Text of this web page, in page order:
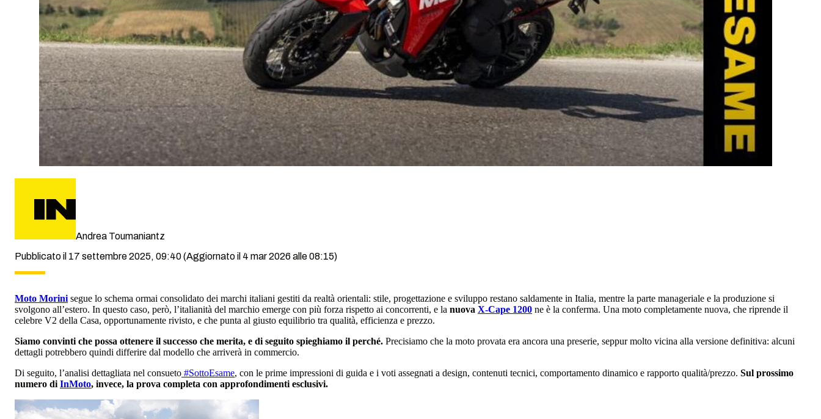
Andrea Toumaniantz
Pubblicato il 17 settembre 2025, 09:40(Aggiornato il 4 mar 2026 alle 08:15)
Moto Morini segue lo schema ormai consolidato dei marchi italiani gestiti da realtà orientali: stile, progettazione e sviluppo restano saldamente in Italia, mentre la parte manageriale e la produzione si
svolgono all’estero. In questo caso, però, l’italianità del marchio emerge con più forza rispetto ai concorrenti, e la nuova X-Cape 1200 ne è la conferma. Una moto completamente nuova, che riprende il
celebre V2 della Casa, opportunamente rivisto, e che punta al giusto equilibrio tra qualità, efficienza e prezzo.
Siamo convinti che possa ottenere il successo che merita, e di seguito spieghiamo il perché. Precisiamo che la moto provata era ancora una preserie, seppur molto vicina alla versione definitiva: alcuni
dettagli potrebbero quindi differire dal modello che arriverà in commercio.
Di seguito, l’analisi dettagliata nel consueto #SottoEsame, con le prime impressioni di guida e i voti assegnati a design, contenuti tecnici, comportamento dinamico e rapporto qualità/prezzo. Sul prossimo
numero diInMoto, invece, la prova completa con approfondimenti esclusivi.